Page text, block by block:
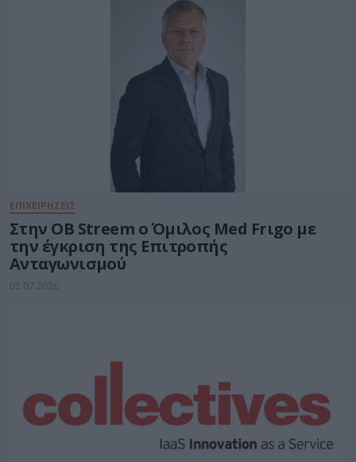
ΕΠΙΧΕΙΡΗΣΕΙΣ
Στην OB Streem ο Όμιλος Med Frιgo με
την έγκριση της Επιτροπής
Ανταγωνισμού
02.07.2026